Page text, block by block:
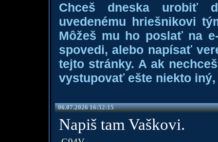
Chceš dneska urobiť
uvedenému hriešnikovi
Môžeš mu ho poslať na
spovedi, alebo napísať
tejto stránky. A ak
vystupovať ešte niekto
06.07.2026 16:52:15
Napiš tam Vaškovi.